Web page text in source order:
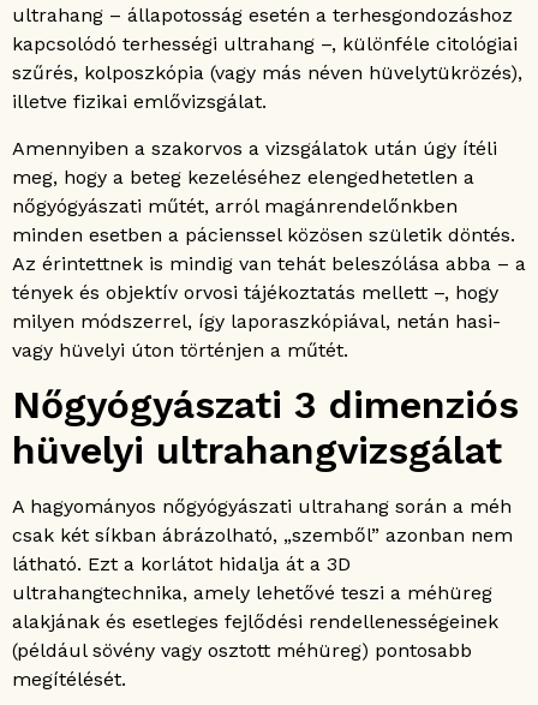
ultrahang – állapotosság esetén a terhesgondozáshoz
kapcsolódó terhességi ultrahang –, különféle citológiai
szűrés, kolposzkópia (vagy más néven hüvelytükrözés),
illetve fizikai emlővizsgálat.
Amennyiben a szakorvos a vizsgálatok után úgy ítéli
meg, hogy a beteg kezeléséhez elengedhetetlen a
nőgyógyászati műtét, arról magánrendelőnkben
minden esetben a pácienssel közösen születik döntés.
Az érintettnek is mindig van tehát beleszólása abba – a
tények és objektív orvosi tájékoztatás mellett –, hogy
milyen módszerrel, így laporaszkópiával, netán hasi-
vagy hüvelyi úton történjen a műtét.
Nőgyógyászati 3 dimenziós
hüvelyi ultrahangvizsgálat
A hagyományos nőgyógyászati ultrahang során a méh
csak két síkban ábrázolható, „szemből” azonban nem
látható. Ezt a korlátot hidalja át a 3D
ultrahangtechnika, amely lehetővé teszi a méhüreg
alakjának és esetleges fejlődési rendellenességeinek
(például sövény vagy osztott méhüreg) pontosabb
megítélését.